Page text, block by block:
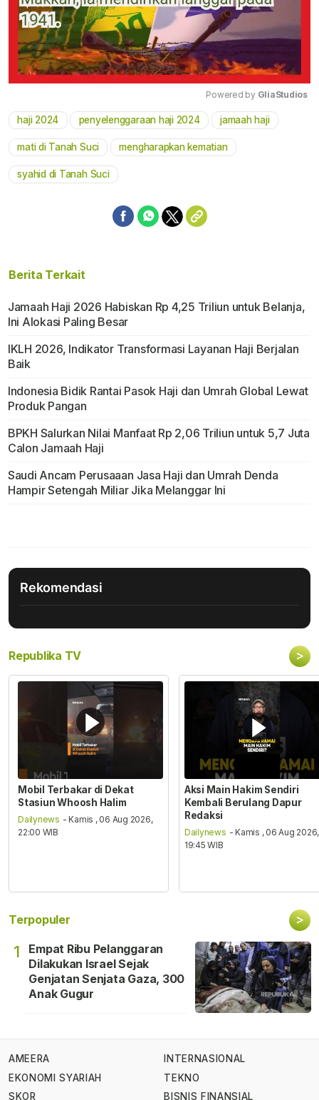
Mute
Powered by GliaStudios
haji 2024 penyelenggaraan haji 2024 jamaah haji
mati di Tanah Suci mengharapkan kematian
syahid di Tanah Suci
Berita Terkait
Jamaah Haji 2026 Habiskan Rp 4,25 Triliun untuk Belanja,
Ini Alokasi Paling Besar
IKLH 2026, Indikator Transformasi Layanan Haji Berjalan
Baik
Indonesia Bidik Rantai Pasok Haji dan Umrah Global Lewat
Produk Pangan
BPKH Salurkan Nilai Manfaat Rp 2,06 Triliun untuk 5,7 Juta
Calon Jamaah Haji
Saudi Ancam Perusaaan Jasa Haji dan Umrah Denda
Hampir Setengah Miliar Jika Melanggar Ini
Rekomendasi
Republika TV >
Mobil Terbakar di Dekat
Stasiun Whoosh Halim
Dailynews - Kamis , 06 Aug 2026,
22:00 WIB
Aksi Main Hakim Sendiri
Kembali Berulang Dapur
Redaksi
Dailynews - Kamis , 06 Aug 2026,
19:45 WIB
Terpopuler >
1
Empat Ribu Pelanggaran
Dilakukan Israel Sejak
Genjatan Senjata Gaza, 300
Anak Gugur
AMEERA
EKONOMI SYARIAH
SKOR
INTERNASIONAL
TEKNO
BISNIS FINANSIAL